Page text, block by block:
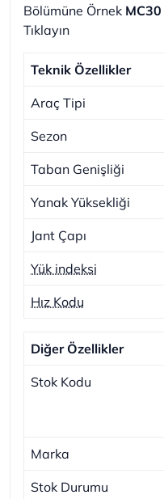
Bölümüne Örnek MC30
Tıklayın
Teknik Özellikler
Araç Tipi
Sezon
Taban Genişliği
Yanak Yüksekliği
Jant Çapı
Yük indeksi
Hız Kodu
Diğer Özellikler
Stok Kodu
Marka
Stok Durumu